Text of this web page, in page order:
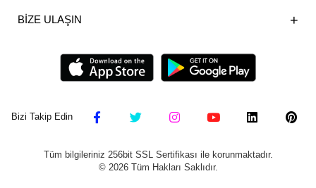
BİZE ULAŞIN
Bizi Takip Edin
Tüm bilgileriniz 256bit SSL Sertifikası ile korunmaktadır.
© 2026Tüm Hakları Saklıdır.